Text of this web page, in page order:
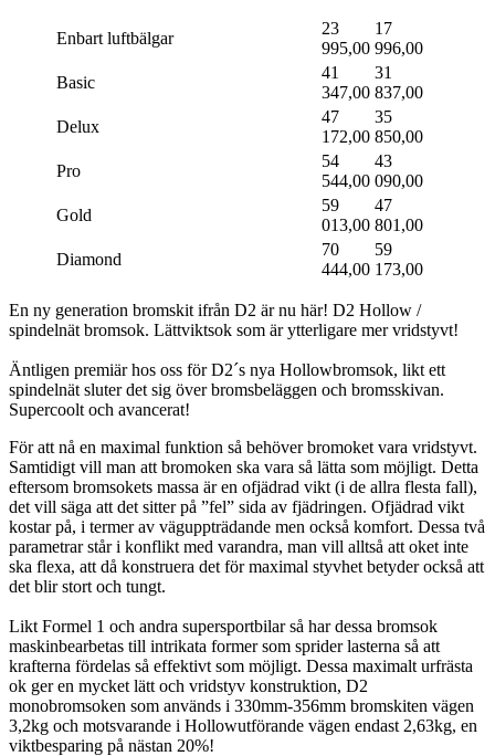
Enbart luftbälgar
23
995,00
17
996,00
Basic
41
347,00
31
837,00
Delux
47
172,00
35
850,00
Pro
54
544,00
43
090,00
Gold
59
013,00
47
801,00
Diamond
70
444,00
59
173,00
En ny generation bromskit ifrån D2 är nu här! D2 Hollow /
spindelnät bromsok. Lättviktsok som är ytterligare mer vridstyvt!
Äntligen premiär hos oss för D2´s nya Hollowbromsok, likt ett
spindelnät sluter det sig över bromsbeläggen och bromsskivan.
Supercoolt och avancerat!
För att nå en maximal funktion så behöver bromoket vara vridstyvt.
Samtidigt vill man att bromoken ska vara så lätta som möjligt. Detta
eftersom bromsokets massa är en ofjädrad vikt (i de allra flesta fall),
det vill säga att det sitter på ”fel” sida av fjädringen. Ofjädrad vikt
kostar på, i termer av väguppträdande men också komfort. Dessa två
parametrar står i konflikt med varandra, man vill alltså att oket inte
ska flexa, att då konstruera det för maximal styvhet betyder också att
det blir stort och tungt.
Likt Formel 1 och andra supersportbilar så har dessa bromsok
maskinbearbetas till intrikata former som sprider lasterna så att
krafterna fördelas så effektivt som möjligt. Dessa maximalt urfrästa
ok ger en mycket lätt och vridstyv konstruktion, D2
monobromsoken som används i 330mm-356mm bromskiten vägen
3,2kg och motsvarande i Hollowutförande vägen endast 2,63kg, en
viktbesparing på nästan 20%!